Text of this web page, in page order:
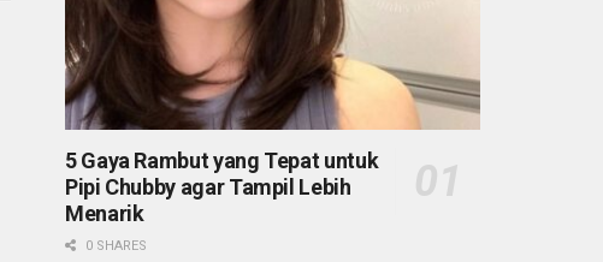
5 Gaya Rambut yang Tepat untuk
Pipi Chubby agar Tampil Lebih
Menarik
0 SHARES